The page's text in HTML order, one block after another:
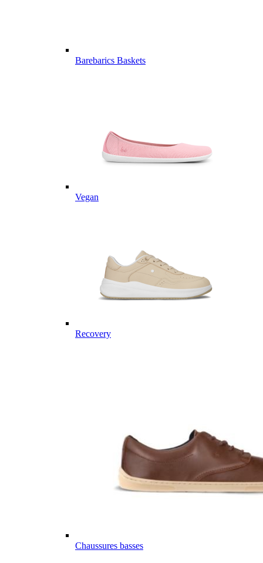
Barebarics Baskets
Vegan
Recovery
Chaussures basses